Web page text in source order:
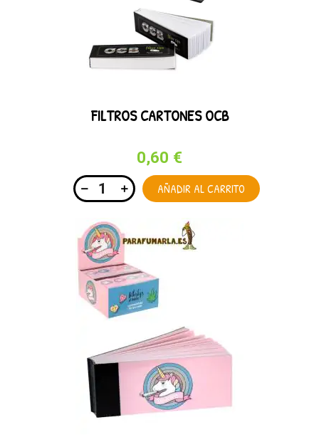
FILTROS CARTONES OCB
0,60 €
AÑADIR AL CARRITO